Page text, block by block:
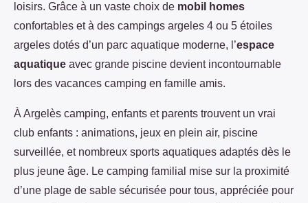
loisirs. Grâce à un vaste choix de mobil homes
confortables et à des campings argeles 4 ou 5 étoiles
argeles dotés d’un parc aquatique moderne, l’espace
aquatique avec grande piscine devient incontournable
lors des vacances camping en famille amis.
À Argelès camping, enfants et parents trouvent un vrai
club enfants : animations, jeux en plein air, piscine
surveillée, et nombreux sports aquatiques adaptés dès le
plus jeune âge. Le camping familial mise sur la proximité
d’une plage de sable sécurisée pour tous, appréciée pour